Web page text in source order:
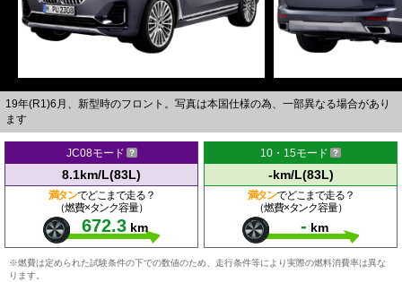
19年(R1)6月、新型時のフロント。写真は本国仕様の為、一部異なる場合があり
ます
JC08モード
8.1km/L(83L)
満タンでどこまで走る？
（燃費×タンク容量）
672.3 km
10・15モード
-km/L(83L)
満タンでどこまで走る？
（燃費×タンク容量）
- km
※燃費は定められた試験条件の下での数値のため、走行条件等により実際の燃料消費率は異な
ります。